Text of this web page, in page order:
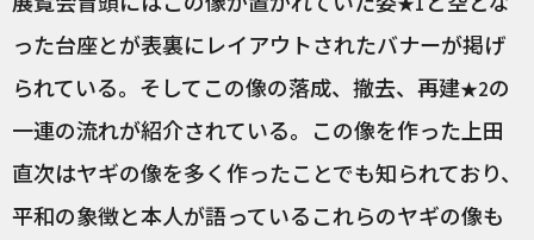
った台座とが表裏にレイアウトされたバナーが掲げ
られている。そしてこの像の落成、撤去、再建★2の
一連の流れが紹介されている。この像を作った上田
直次はヤギの像を多く作ったことでも知られており、
平和の象徴と本人が語っているこれらのヤギの像も